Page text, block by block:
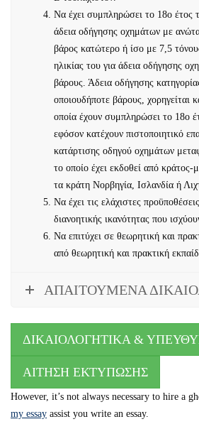
Να έχει συμπληρώσει το 18ο έτος
άδεια οδήγησης οχημάτων με
βάρος κατώτερο ή ίσο με 7,5
ηλικίας του για άδεια οδήγησης
βάρους. Άδεια οδήγησης
οποιουδήποτε βάρους, χορηγείται
οποία έχουν συμπληρώσει το 18ο
εφόσον κατέχουν πιστοποιητικό
κατάρτισης οδηγού οχημάτων
το οποίο έχει εκδοθεί από
τα κράτη Νορβηγία, Ισλανδία ή
Να έχει τις ελάχιστες
διανοητικής ικανότητας που
Να επιτύχει σε θεωρητική και
από θεωρητική και πρακτική
ΑΠΑΙΤΟΥΜΕΝΑ
ΔΙΚΑΙΟΛΟΓΗΤΙΚΑ &
ΑΙΤΗΣΗ ΕΚΤΥΠΩΣΗΣ
However, it’s not always necessary to hire a
my essay assist you write an essay.